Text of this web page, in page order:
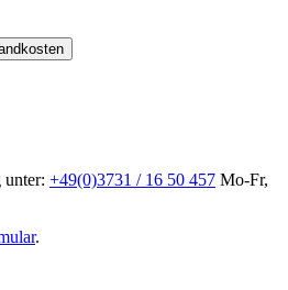
unter: +49(0)3731 / 16 50 457 Mo-Fr,
.